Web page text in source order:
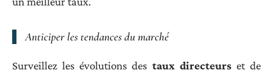
Anticiper les tendances du marché
Surveillez les évolutions des taux directeurset de